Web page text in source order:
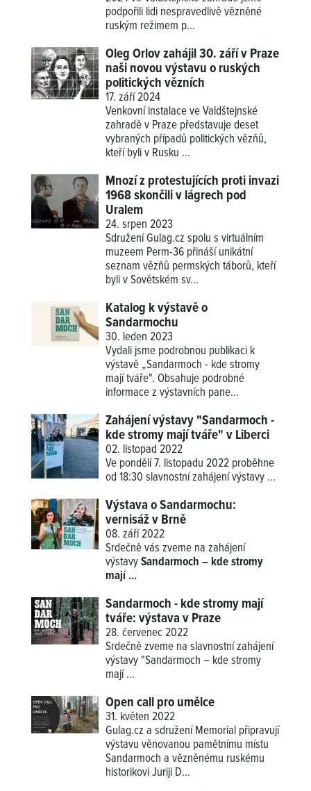
podpořili lidi nespravedlivě vězněné
ruským režimem p...
Oleg Orlov zahájil 30. září v Praze
naši novou výstavu o ruských
politických vězních
17. září 2024
Venkovní instalace ve Valdštejnské
zahradě v Praze představuje deset
vybraných případů politických vězňů,
kteří byli v Rusku ...
Mnozí z protestujících proti invazi
1968 skončili v lágrech pod
Uralem
24. srpen 2023
Sdružení Gulag.cz spolu s virtuálním
muzeem Perm-36 přináší unikátní
seznam vězňů permských táborů, kteří
byli v Sovětském sv...
Katalog k výstavě o
Sandarmochu
30. leden 2023
Vydali jsme podrobnou publikaci k
výstavě „Sandarmoch - kde stromy
mají tváře". Obsahuje podrobné
informace z výstavních pane...
Zahájení výstavy "Sandarmoch -
kde stromy mají tváře" v Liberci
02. listopad 2022
Ve pondělí 7. listopadu 2022 proběhne
od 18:30 slavnostní zahájenívýstavy ...
Výstava o Sandarmochu:
vernisáž v Brně
08. září 2022
Srdečně vás zveme na zahájení
výstavySandarmoch – kde stromy
mají ...
Sandarmoch - kde stromy mají
tváře: výstava v Praze
28. červenec 2022
Srdečně zveme na slavnostní zahájení
výstavy "Sandarmoch – kde stromy
mají ...
Open call pro umělce
31. květen 2022
Gulag.cz a sdružení Memorial připravují
výstavu věnovanou pamětnímu místu
Sandarmoch a vězněnému ruskému
historikovi Juriji D...